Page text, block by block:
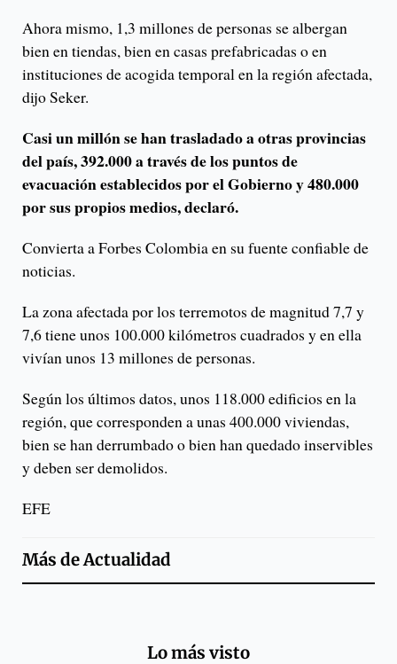
Ahora mismo, 1,3 millones de personas se albergan
bien en tiendas, bien en casas prefabricadas o en
instituciones de acogida temporal en la región afectada,
dijo Seker.
Casi un millón se han trasladado a otras provincias
del país, 392.000 a través de los puntos de
evacuación establecidos por el Gobierno y 480.000
por sus propios medios, declaró.
Convierta a Forbes Colombia en su fuente confiable de
noticias.
La zona afectada por los terremotos de magnitud 7,7 y
7,6 tiene unos 100.000 kilómetros cuadrados y en ella
vivían unos 13 millones de personas.
Según los últimos datos, unos 118.000 edificios en la
región, que corresponden a unas 400.000 viviendas,
bien se han derrumbado o bien han quedado inservibles
y deben ser demolidos.
EFE
Más deActualidad
Lo más visto